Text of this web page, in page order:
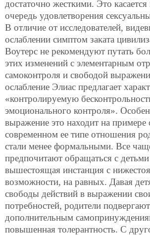
достаточно жесткими. Это
очередь удовлетворения
В отличие от исследователей,
ослаблении симптом заката
Воутерс не рекомендуют путать
этих изменений с элементарным
самоконтроля и свободой
ослабление Элиас предлагает
«контролируемую
эмоционального контроля».
выражение это находит на примере
современном ее типе отношения
стали менее формальными. Все
предпочитают обращаться с детьми
вышестоящая инстанция с
возможности, на равных. Давая
свободы действий в выражении
потребностей, родители
дополнительным
повышенная толерантность. С